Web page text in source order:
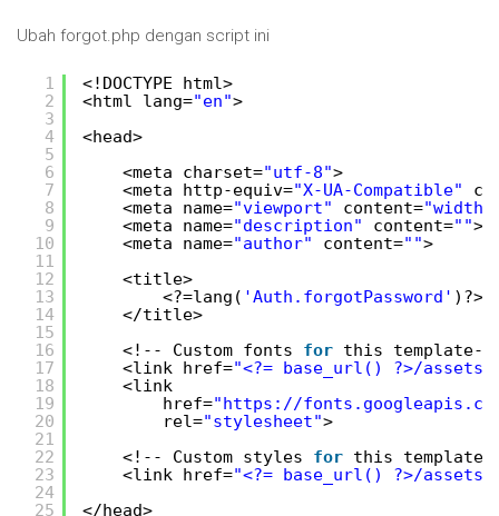
Ubah forgot.php dengan script ini
1
2
3
4
5
6
7
8
9
10
11
12
13
14
15
16
17
18
19
20
21
22
23
24
25
<!DOCTYPE html>
<html lang="en">
<head>
<meta charset="utf-8">
<meta http-equiv="X-UA-Compatible"
<meta name="viewport" content=
<meta name="description" content="">
<meta name="author" content="">
<title>
<?=lang( 'Auth.forgotPassword' )?>
</title>
<!-- Custom fonts for this template--
<link href="<?= base_url() ?>/
<link
href="https://
rel="stylesheet">
<!-- Custom styles for this
<link href="<?= base_url() ?>/assets/
</head>